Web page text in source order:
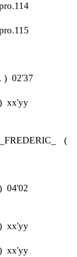
) 02'37
xx'yy
(
04'02
xx'yy
xx'yy